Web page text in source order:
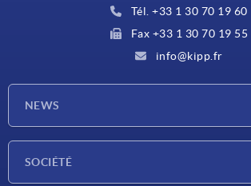
Tél. +33 1 30 70 19 60
Fax +33 1 30 70 19 55
info@kipp.fr
NEWS
SOCIÉTÉ